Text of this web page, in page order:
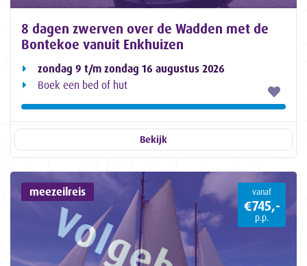
8 dagen zwerven over de Wadden met de
Bontekoe vanuit Enkhuizen
zondag 9 t/m zondag 16 augustus 2026
Boek een bed of hut
Bekijk
meezeilreis vanaf
€745,-
p.p.